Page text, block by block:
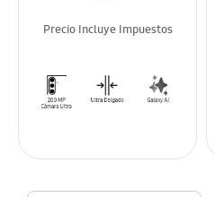
Precio Incluye Impuestos